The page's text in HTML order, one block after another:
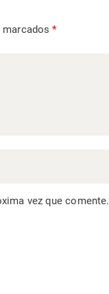
marcados*
vez que comente.